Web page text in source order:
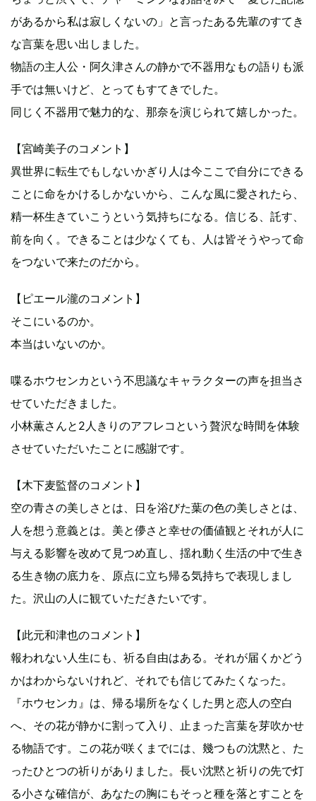
があるから私は寂しくないの」と言ったある先輩のすてき
な言葉を思い出しました。
物語の主人公・阿久津さんの静かで不器用なもの語りも派
手では無いけど、とってもすてきでした。
同じく不器用で魅力的な、那奈を演じられて嬉しかった。
【宮崎美子のコメント】
異世界に転生でもしないかぎり人は今ここで自分にできる
ことに命をかけるしかないから、こんな風に愛されたら、
精一杯生きていこうという気持ちになる。信じる、託す、
前を向く。できることは少なくても、人は皆そうやって命
をつないで来たのだから。
【ピエール瀧のコメント】
そこにいるのか。
本当はいないのか。
喋るホウセンカという不思議なキャラクターの声を担当さ
せていただきました。
小林薫さんと2人きりのアフレコという贅沢な時間を体験
させていただいたことに感謝です。
【木下麦監督のコメント】
空の青さの美しさとは、日を浴びた葉の色の美しさとは、
人を想う意義とは。美と儚さと幸せの価値観とそれが人に
与える影響を改めて見つめ直し、揺れ動く生活の中で生き
る生き物の底力を、原点に立ち帰る気持ちで表現しまし
た。沢山の人に観ていただきたいです。
【此元和津也のコメント】
報われない人生にも、祈る自由はある。それが届くかどう
かはわからないけれど、それでも信じてみたくなった。
『ホウセンカ』は、帰る場所をなくした男と恋人の空白
へ、その花が静かに割って入り、止まった言葉を芽吹かせ
る物語です。この花が咲くまでには、幾つもの沈黙と、た
ったひとつの祈りがありました。長い沈黙と祈りの先で灯
る小さな確信が、あなたの胸にもそっと種を落とすことを